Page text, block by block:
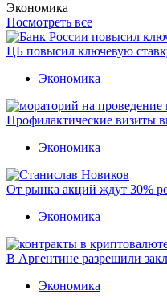
Экономика
Посмотреть все
ЦБ повысил ключевую
Экономика
Профилактические визиты
Экономика
От рынка акций ждут 30%
Экономика
В Аргентине разрешили
Экономика